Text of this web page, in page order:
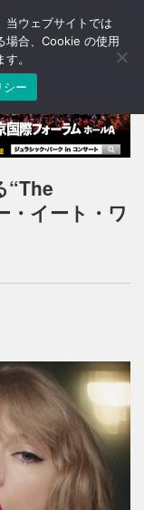
T
o
n
a
v
a
n
“The
・イート・ワ
当ウェブサイトでは
場合、Cookie の使用
。
シー